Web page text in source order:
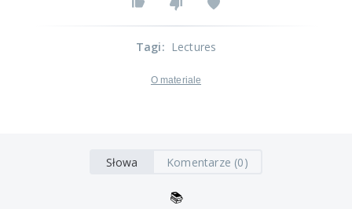
Tagi: Lectures
O materiale
Słowa Komentarze (0)
📚